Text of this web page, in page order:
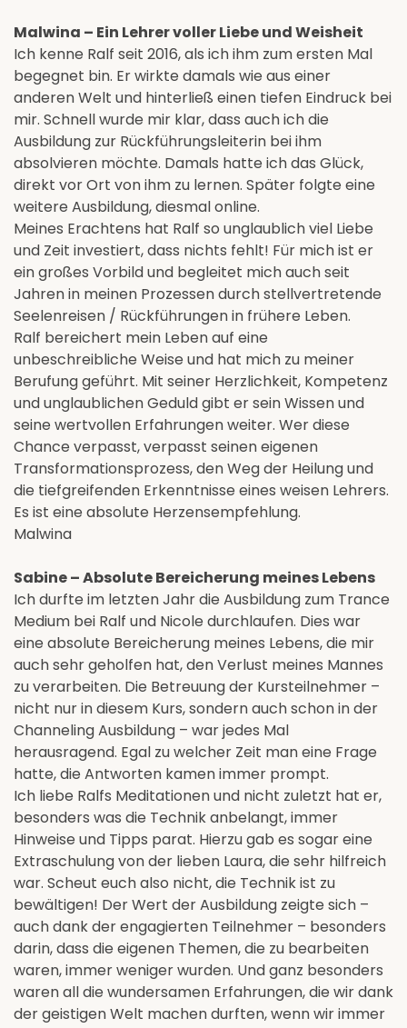
Malwina – Ein Lehrer voller Liebe und Weisheit
Ich kenne Ralf seit 2016, als ich ihm zum ersten Mal
begegnet bin. Er wirkte damals wie aus einer
anderen Welt und hinterließ einen tiefen Eindruck bei
mir. Schnell wurde mir klar, dass auch ich die
Ausbildung zur Rückführungsleiterin bei ihm
absolvieren möchte. Damals hatte ich das Glück,
direkt vor Ort von ihm zu lernen. Später folgte eine
weitere Ausbildung, diesmal online.
Meines Erachtens hat Ralf so unglaublich viel Liebe
und Zeit investiert, dass nichts fehlt! Für mich ist er
ein großes Vorbild und begleitet mich auch seit
Jahren in meinen Prozessen durch stellvertretende
Seelenreisen / Rückführungen in frühere Leben.
Ralf bereichert mein Leben auf eine
unbeschreibliche Weise und hat mich zu meiner
Berufung geführt. Mit seiner Herzlichkeit, Kompetenz
und unglaublichen Geduld gibt er sein Wissen und
seine wertvollen Erfahrungen weiter. Wer diese
Chance verpasst, verpasst seinen eigenen
Transformationsprozess, den Weg der Heilung und
die tiefgreifenden Erkenntnisse eines weisen Lehrers.
Es ist eine absolute Herzensempfehlung.
Malwina
Sabine – Absolute Bereicherung meines Lebens
Ich durfte im letzten Jahr die Ausbildung zum Trance
Medium bei Ralf und Nicole durchlaufen. Dies war
eine absolute Bereicherung meines Lebens, die mir
auch sehr geholfen hat, den Verlust meines Mannes
zu verarbeiten. Die Betreuung der Kursteilnehmer –
nicht nur in diesem Kurs, sondern auch schon in der
Channeling Ausbildung – war jedes Mal
herausragend. Egal zu welcher Zeit man eine Frage
hatte, die Antworten kamen immer prompt.
Ich liebe Ralfs Meditationen und nicht zuletzt hat er,
besonders was die Technik anbelangt, immer
Hinweise und Tipps parat. Hierzu gab es sogar eine
Extraschulung von der lieben Laura, die sehr hilfreich
war. Scheut euch also nicht, die Technik ist zu
bewältigen! Der Wert der Ausbildung zeigte sich –
auch dank der engagierten Teilnehmer – besonders
darin, dass die eigenen Themen, die zu bearbeiten
waren, immer weniger wurden. Und ganz besonders
waren all die wundersamen Erfahrungen, die wir dank
der geistigen Welt machen durften, wenn wir immer